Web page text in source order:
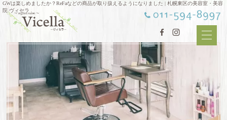
GWは楽しめましたか？ReFaなどの商品が取り扱えるようになりました | 札幌東区の美容室・美容
院 ヴィセラ